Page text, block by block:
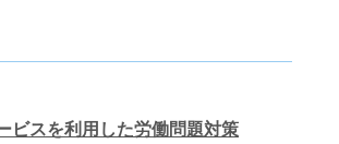
ビスを利用した労働問題対策